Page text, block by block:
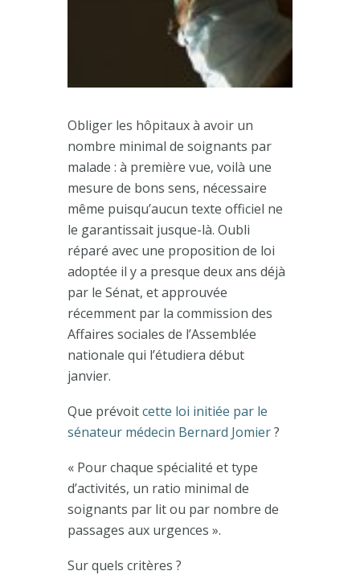
Obliger les hôpitaux à avoir un
nombre minimal de soignants par
malade : à première vue, voilà une
mesure de bons sens, nécessaire
même puisqu’aucun texte officiel ne
le garantissait jusque-là. Oubli
réparé avec une proposition de loi
adoptée il y a presque deux ans déjà
par le Sénat, et approuvée
récemment par la commission des
Affaires sociales de l’Assemblée
nationale qui l’étudiera début
janvier.
Que prévoitcette loi initiée par le
sénateur médecin Bernard Jomier?
« Pour chaque spécialité et type
d’activités, un ratio minimal de
soignants par lit ou par nombre de
passages aux urgences ».
Sur quels critères ?